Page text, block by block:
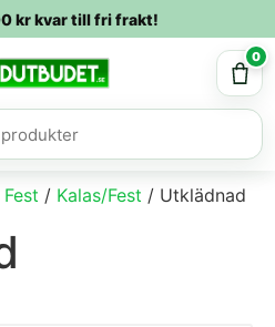
krkvar till fri frakt!
0
/ Kalas/Fest / Utklädnad